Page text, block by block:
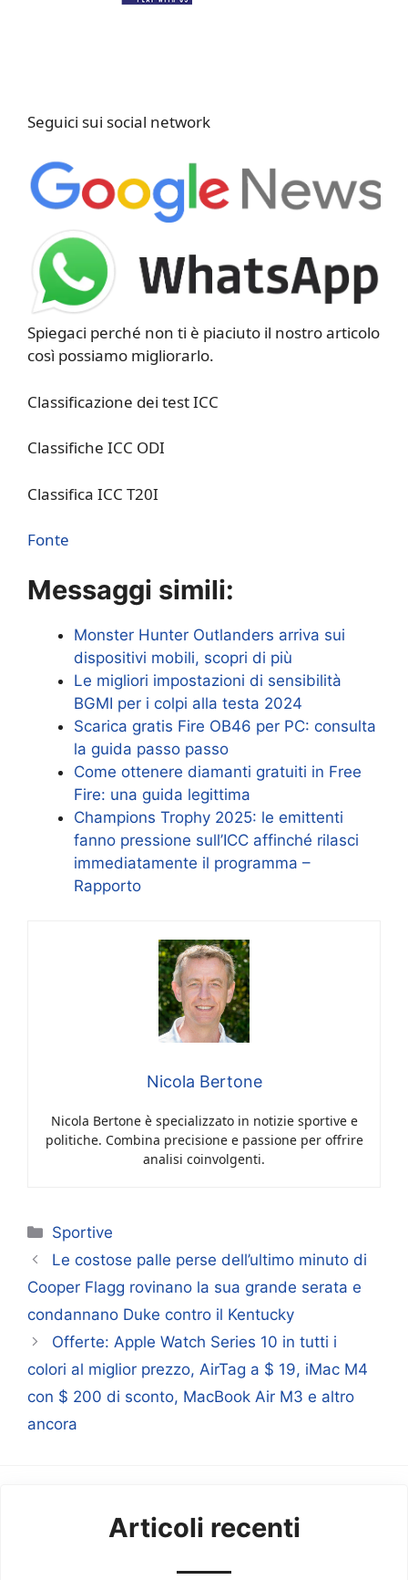
Seguici sui social network
Spiegaci perché non ti è piaciuto il nostro articolo
così possiamo migliorarlo.
Classificazione dei test ICC
Classifiche ICC ODI
Classifica ICC T20I
Fonte
Messaggi simili:
Monster Hunter Outlanders arriva sui
dispositivi mobili, scopri di più
Le migliori impostazioni di sensibilità
BGMI per i colpi alla testa 2024
Scarica gratis Fire OB46 per PC: consulta
la guida passo passo
Come ottenere diamanti gratuiti in Free
Fire: una guida legittima
Champions Trophy 2025: le emittenti
fanno pressione sull’ICC affinché rilasci
immediatamente il programma –
Rapporto
Nicola Bertone
Nicola Bertone è specializzato in notizie sportive e
politiche. Combina precisione e passione per offrire
analisi coinvolgenti.
Categorie
Sportive
Le costose palle perse dell’ultimo minuto di
Cooper Flagg rovinano la sua grande serata e
condannano Duke contro il Kentucky
Offerte: Apple Watch Series 10 in tutti i
colori al miglior prezzo, AirTag a $ 19, iMac M4
con $ 200 di sconto, MacBook Air M3 e altro
ancora
Articoli recenti